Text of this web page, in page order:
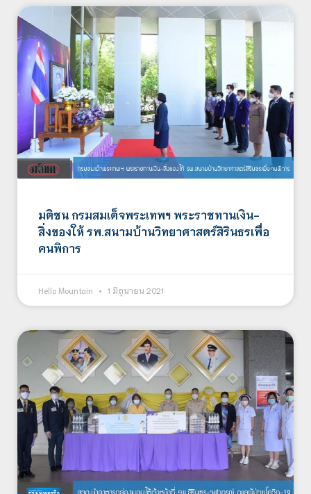
มติชน กรมสมเด็จพระเทพฯ พระราชทานเงิน-
สิ่งของให้ รพ.สนามบ้านวิทยาศาสตร์สิรินธรเพื่อ
คนพิการ
Hello Mountain 1 มิถุนายน 2021